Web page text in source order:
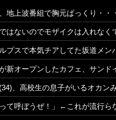
波番組で胸元ぱっくり・・・（※画像あ
いのでモザイクは入れなくても大丈夫だ
プスで本気チアしてた坂道メンバー
ェ、サンドイッチ1つ3000円
校生の息子がいるオカンみたいになってし
呼ぼうぜ！」←これが流行らなかった